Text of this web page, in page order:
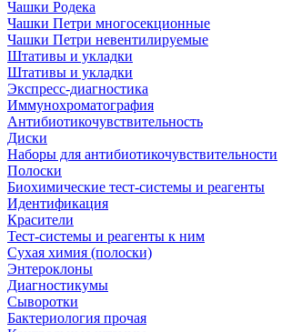
Чашки Родека
Чашки Петри многосекционные
Чашки Петри невентилируемые
Штативы и укладки
Штативы и укладки
Экспресс-диагностика
Иммунохроматография
Антибиотикочувствительность
Диски
Наборы для антибиотикочувствительности
Полоски
Биохимические тест-системы и реагенты
Идентификация
Красители
Тест-системы и реагенты к ним
Сухая химия (полоски)
Энтероклоны
Диагностикумы
Сыворотки
Бактериология прочая